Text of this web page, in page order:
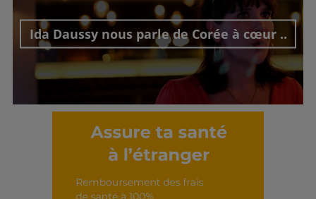
Ida Daussy nous parle de Corée à cœur ..
Découvrir cet interview